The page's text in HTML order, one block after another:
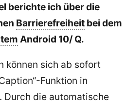
berichte ich über die
Barrierefreiheit bei dem
Android 10/ Q.
können sich ab sofort
Funktion in
Durch die automatische